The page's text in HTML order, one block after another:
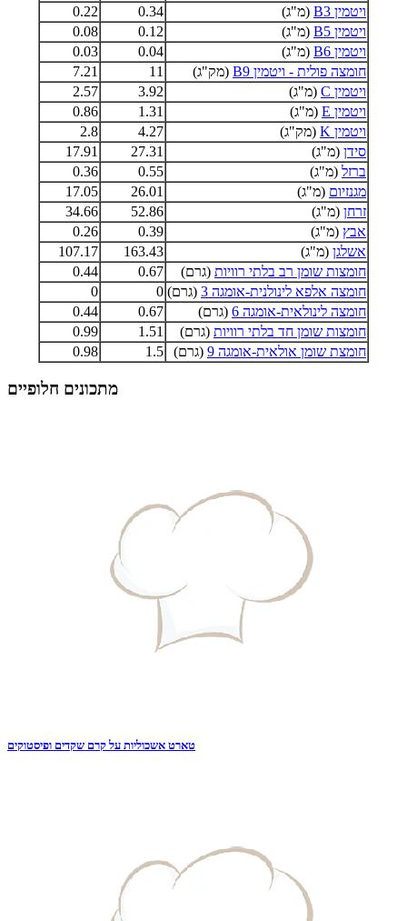
ויטמין B3
(מ"ג) 0.34
0.22
ויטמין B5
(מ"ג) 0.12
0.08
ויטמין B6
(מ"ג) 0.04
0.03
חומצה פולית - ויטמין B9
(מק"ג) 11
7.21
ויטמין C
(מ"ג) 3.92
2.57
ויטמין E
(מ"ג) 1.31
0.86
ויטמין K
(מק"ג) 4.27
2.8
סידן (מ"ג) 27.31
17.91
ברזל (מ"ג) 0.55
0.36
מגנזיום (מ"ג) 26.01
17.05
זרחן (מ"ג) 52.86
34.66
אבץ (מ"ג) 0.39
0.26
אשלגן (מ"ג) 163.43
107.17
חומצות שומן רב בלתי רוויות (גרם) 0.67
0.44
חומצה אלפא לינולנית-אומגה 3
(גרם) 0
0
חומצה לינולאית-אומגה 6
(גרם) 0.67
0.44
חומצות שומן חד בלתי רוויות (גרם) 1.51
0.99
חומצת שומן אולאית-אומגה 9
(גרם) 1.5
0.98
מתכונים חלופיים
טארט אשכוליות על קרם שקדים ופיסטוקים